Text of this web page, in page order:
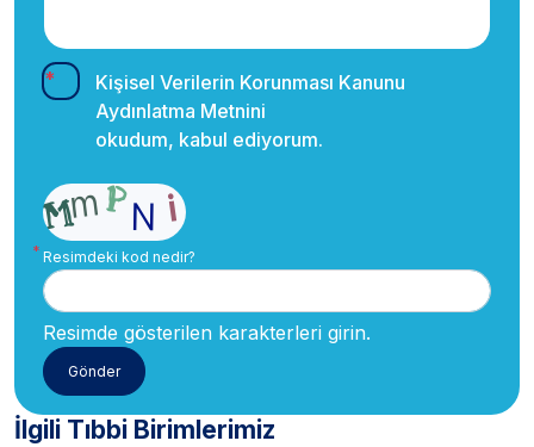
Kişisel Verilerin Korunması Kanunu
Aydınlatma Metnini
okudum, kabul ediyorum.
Resimdeki kod nedir?
Resimde gösterilen karakterleri girin.
İlgili Tıbbi Birimlerimiz